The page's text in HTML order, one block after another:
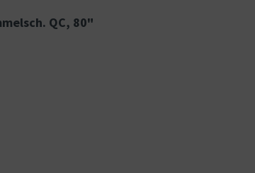
QC, 80"